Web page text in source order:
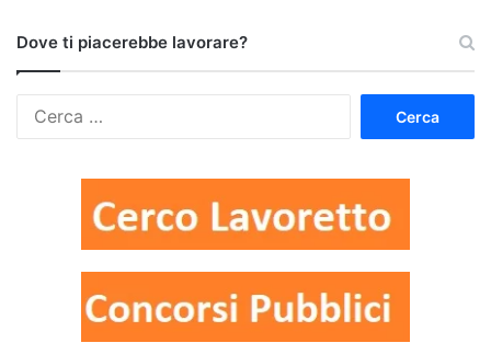
Dove ti piacerebbe lavorare?